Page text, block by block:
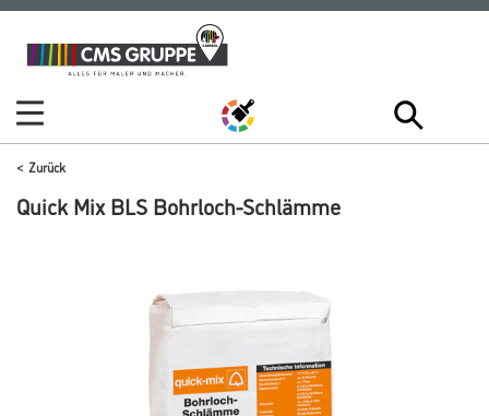
Zum
Inhalt
Zum
Navigationsmenü
Zurück
Quick Mix BLS Bohrloch-Schlämme